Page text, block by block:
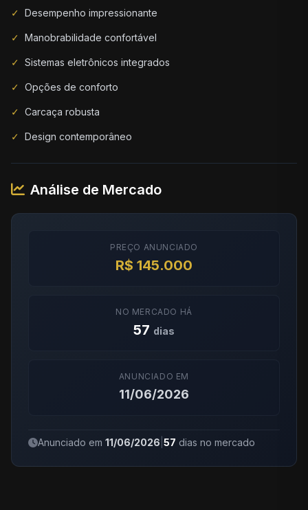
✓ Desempenho impressionante
✓ Manobrabilidade confortável
✓ Sistemas eletrônicos integrados
✓ Opções de conforto
✓ Carcaça robusta
✓ Design contemporâneo
Análise de Mercado
PREÇO ANUNCIADO
R$ 145.000
NO MERCADO HÁ
57 dias
ANUNCIADO EM
11/06/2026
Anunciado em 11/06/2026 57 dias no mercado